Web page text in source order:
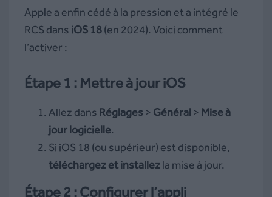
Apple a enfin cédé à la pression et a intégré le
RCS dans iOS 18(en 2024). Voici comment
l’activer :
Étape 1 : Mettre à jour iOS
Allez dans Réglages> Général> Mise à
jour logicielle.
Si iOS 18 (ou supérieur) est disponible,
téléchargez et installezla mise à jour.
Étape 2 : Configurer l’appli